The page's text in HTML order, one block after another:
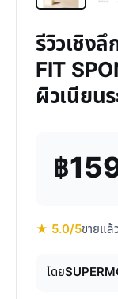
รีวิวเชิง
FIT
ผิวเนียน
฿
★ 5.0/5ขายแล้
โดย